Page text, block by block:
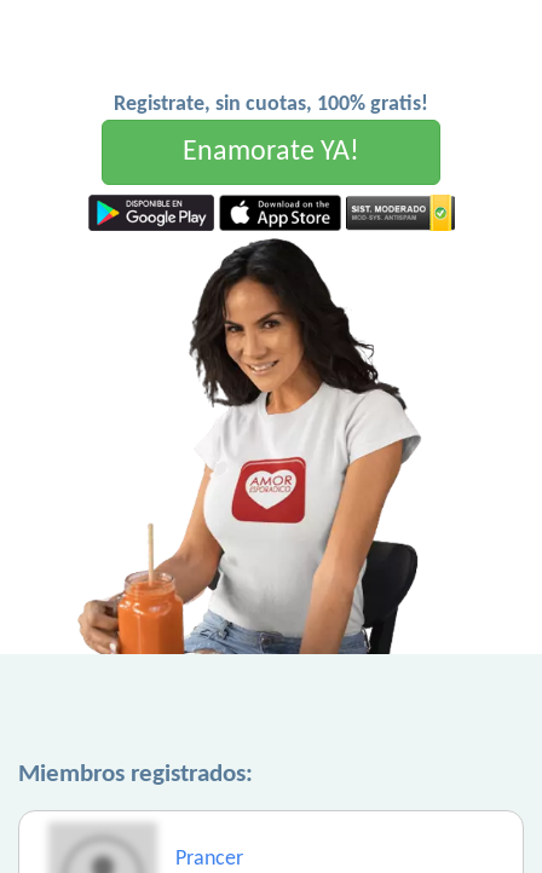
Registrate, sin cuotas, 100% gratis!
Enamorate YA!
Miembros registrados:
Prancer